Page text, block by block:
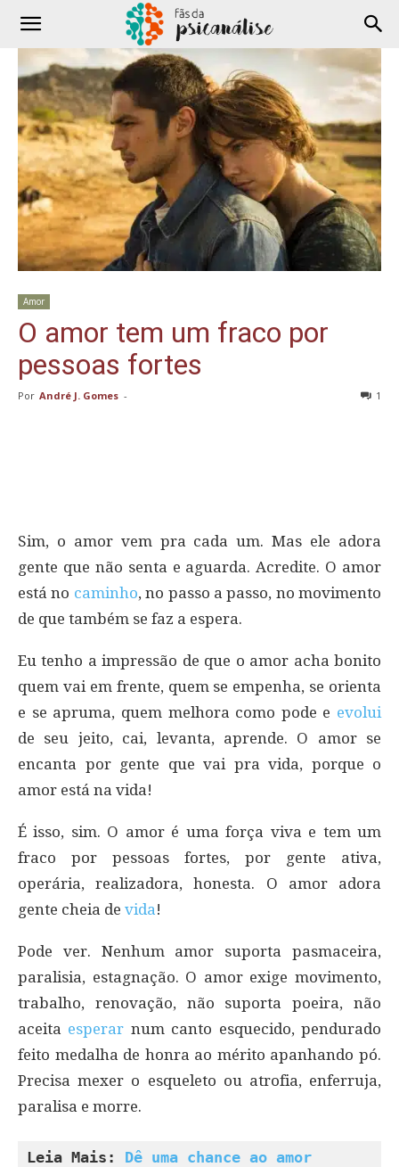
Amor
O amor tem um fraco por
pessoas fortes
Por André J. Gomes - 1
Sim, o amor vem pra cada um. Mas ele adora
gente que não senta e aguarda. Acredite. O amor
está no caminho, no passo a passo, no movimento
de que também se faz a espera.
Eu tenho a impressão de que o amor acha bonito
quem vai em frente, quem se empenha, se orienta
e se apruma, quem melhora como pode e evolui
de seu jeito, cai, levanta, aprende. O amor se
encanta por gente que vai pra vida, porque o
amor está na vida!
É isso, sim. O amor é uma força viva e tem um
fraco por pessoas fortes, por gente ativa,
operária, realizadora, honesta. O amor adora
gente cheia de vida !
Pode ver. Nenhum amor suporta pasmaceira,
paralisia, estagnação. O amor exige movimento,
trabalho, renovação, não suporta poeira, não
aceita esperar num canto esquecido, pendurado
feito medalha de honra ao mérito apanhando pó.
Precisa mexer o esqueleto ou atrofia, enferruja,
paralisa e morre.
Leia Mais: Dê uma chance ao amor